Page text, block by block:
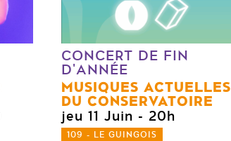
CONCERT DE FIN
D'ANNÉE
MUSIQUES ACTUELLES
DU CONSERVATOIRE
jeu 11 Juin - 20h
109 - LE GUINGOIS